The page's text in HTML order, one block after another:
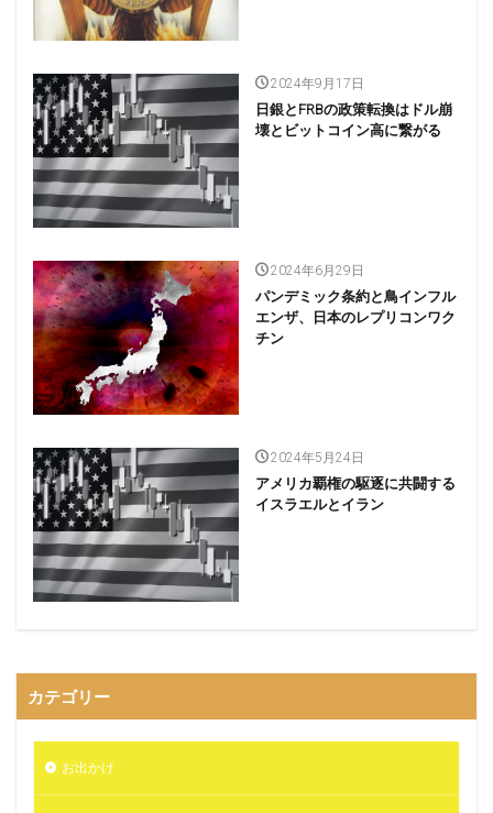
2024年9月17日
日銀とFRBの政策転換はドル崩
壊とビットコイン高に繋がる
2024年6月29日
パンデミック条約と鳥インフル
エンザ、日本のレプリコンワク
チン
2024年5月24日
アメリカ覇権の駆逐に共闘する
イスラエルとイラン
カテゴリー
お出かけ